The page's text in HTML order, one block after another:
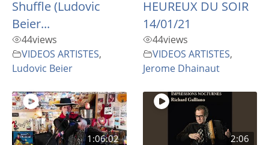
Shuffle (Ludovic
Beier...
44views
VIDEOS ARTISTES,
Ludovic Beier
HEUREUX DU SOIR
14/01/21
44views
VIDEOS ARTISTES,
Jerome Dhainaut
1:06:02 2:06